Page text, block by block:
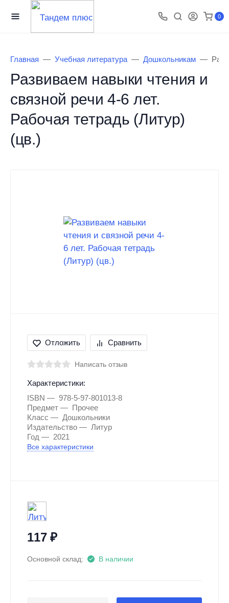
0
Главная Учебная литература Дошкольникам
Развиваем навыки чтения и
связной речи 4-6 лет.
Рабочая тетрадь (Литур)
(цв.)
Отложить Сравнить
Написать отзыв
Характеристики:
ISBN
978-5-97-801013-8
Предмет
Прочее
Класс
Дошкольники
Издательство
Литур
Год
2021
Все характеристики
117₽
Основной склад: В наличии